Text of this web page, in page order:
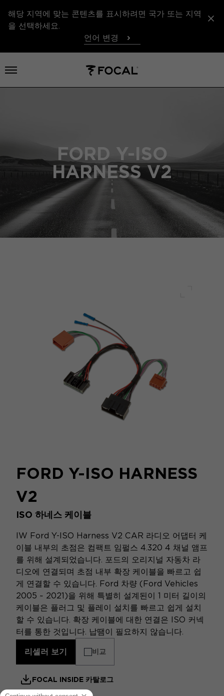
해당 지역에 맞는 콘텐츠를 표시하려면 국가 또는 지역
을 선택하세요.
언어 변경
메뉴 열기
FORD Y-ISO
HARNESS V2
FORD Y-ISO HARNESS
V2
ISO 하네스 케이블
IW Ford Y-ISO Harness V2 CAR 라디오 어댑터 케
이블 내부의 초점은 컴팩트 임펄스 4.320 4 채널 앰프
를 위해 설계되었습니다. 포드의 오리지널 자동차 라
디오에 연결되며 초점 내부 확장 케이블을 빠르고 쉽
게 연결할 수 있습니다. Ford 차량 (Ford Vehicles
2005 ~ 2021)을 위해 특별히 설계된이 1 미터 길이의
케이블은 플러그 및 플레이 설치를 빠르고 쉽게 설치
할 수 있습니다. 확장 케이블에 대한 연결은 ISO 커넥
터를 통한 것입니다. 납땜이 필요하지 않습니다.
리셀러 보기 비교
FOCAL INSIDE 카탈로그